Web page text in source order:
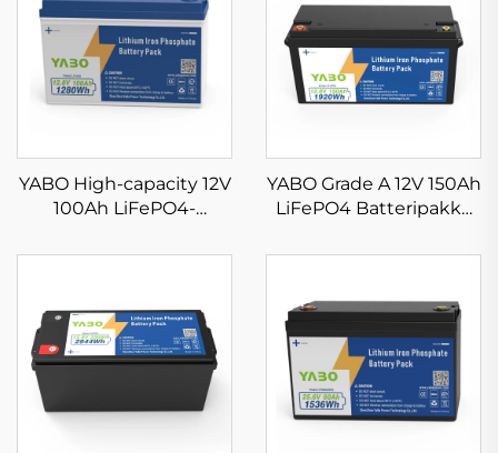
YABO High-capacity 12V
100Ah LiFePO4-
Reservebatteri til
energilagring Dybe
cyklus Lithium-
jernfosfat batterier til
campingvogn, båd og
YABO Grade A 12V 150Ah
LiFePO4 Batteripakke
jernfosfat
Båd, Campingvogn og
Solcelleopbevaring